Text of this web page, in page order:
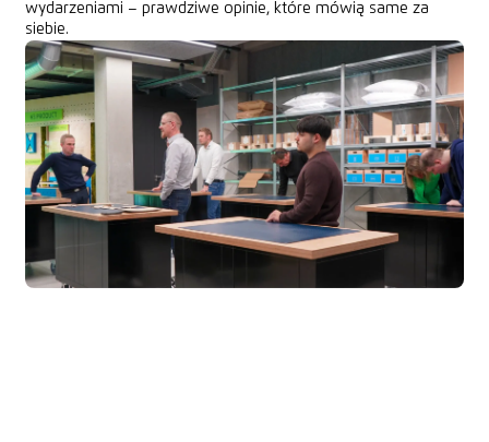
wydarzeniami – prawdziwe opinie, które mówią same za
siebie.